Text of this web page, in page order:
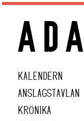
KALENDERN
ANSLAGSTAVLAN
KRÖNIKA